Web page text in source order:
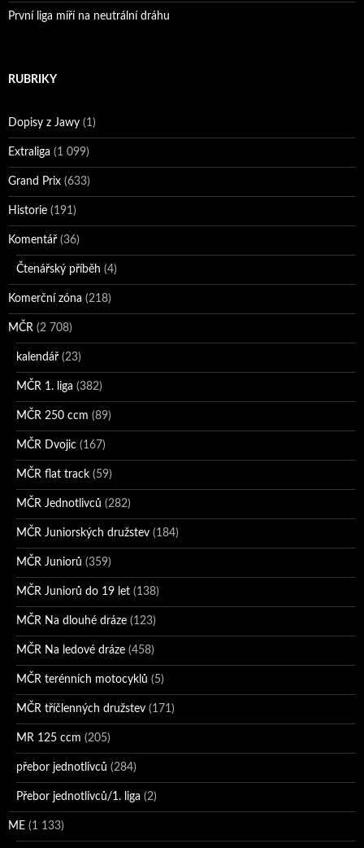
První liga míří na neutrální dráhu
RUBRIKY
Dopisy z Jawy (1)
Extraliga (1 099)
Grand Prix (633)
Historie (191)
Komentář (36)
Čtenářský příběh (4)
Komerční zóna (218)
MČR (2 708)
kalendář (23)
MČR 1. liga (382)
MČR 250 ccm (89)
MČR Dvojic (167)
MČR flat track (59)
MČR Jednotlivců (282)
MČR Juniorských družstev (184)
MČR Juniorů (359)
MČR Juniorů do 19 let (138)
MČR Na dlouhé dráze (123)
MČR Na ledové dráze (458)
MČR terénních motocyklů (5)
MČR tříčlenných družstev (171)
MR 125 ccm (205)
přebor jednotlivců (284)
Přebor jednotlivců/1. liga (2)
ME (1 133)